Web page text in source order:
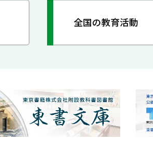
全国の教育活動